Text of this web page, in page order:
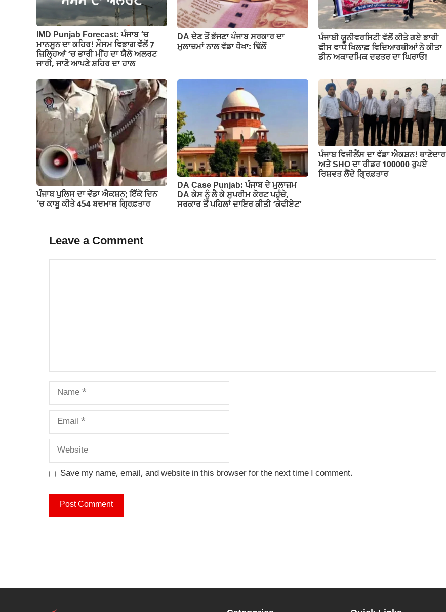
IMD Punjab Forecast: ਪੰਜਾਬ ‘ਚ
ਮਾਨਸੂਨ ਦਾ ਕਹਿਰ! ਮੌਸਮ ਵਿਭਾਗ ਵੱਲੋਂ 7
ਜ਼ਿਲ੍ਹਿਆਂ ‘ਚ ਭਾਰੀ ਮੀਂਹ ਦਾ ਯੈਲੋ ਅਲਰਟ
ਜਾਰੀ, ਜਾਣੋ ਆਪਣੇ ਸ਼ਹਿਰ ਦਾ ਹਾਲ
DA ਦੇਣ‌ ਤੋਂ ਭੱਜਣਾ ਪੰਜਾਬ ਸਰਕਾਰ ਦਾ
ਮੁਲਾਜ਼ਮਾਂ ਨਾਲ ਵੱਡਾ ਧੋਖਾ: ਢਿੱਲੋਂ
ਪੰਜਾਬੀ ਯੂਨੀਵਰਸਿਟੀ ਵੱਲੋਂ ਕੀਤੇ ਗਏ ਭਾਰੀ
ਫੀਸ ਵਾਧੇ ਖਿਲਾਫ਼ ਵਿਦਿਆਰਥੀਆਂ ਨੇ ਕੀਤਾ
ਡੀਨ ਅਕਾਦਮਿਕ ਦਫਤਰ ਦਾ ਘਿਰਾਓ!
ਪੰਜਾਬ ਪੁਲਿਸ ਦਾ ਵੱਡਾ ਐਕਸ਼ਨ; ਇੱਕੋ ਦਿਨ
‘ਚ ਕਾਬੂ ਕੀਤੇ 454 ਬਦਮਾਸ਼ ਗ੍ਰਿਫ਼ਤਾਰ
DA Case Punjab: ਪੰਜਾਬ ਦੇ ਮੁਲਾਜ਼ਮ
DA ਕੇਸ ਨੂੰ ਲੈ ਕੇ ਸੁਪਰੀਮ ਕੋਰਟ ਪਹੁੰਚੇ,
ਸਰਕਾਰ ਤੋਂ ਪਹਿਲਾਂ ਦਾਇਰ ਕੀਤੀ ‘ਕੇਵੀਏਟ’
ਪੰਜਾਬ ਵਿਜੀਲੈਂਸ ਦਾ ਵੱਡਾ ਐਕਸ਼ਨ! ਥਾਣੇਦਾਰ
ਅਤੇ SHO ਦਾ ਰੀਡਰ 100000 ਰੁਪਏ
ਰਿਸ਼ਵਤ ਲੈਂਦੇ ਗ੍ਰਿਫ਼ਤਾਰ
Leave a Comment
Name
Email
Website
Save my name, email, and website in this browser for the next time I comment.